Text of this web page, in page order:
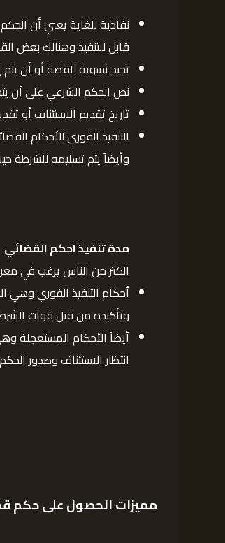
نفاذية للغاية يعني أن
قابل للتنفيذ وهنالك بعض
تحيد تسوية للقضة أو أن يتم
نص الحكم الشرعي على أن
تاريخ تقديم الاستئناف أو
التنفيذ الفوري للأحكام
وأيضاً يتم تسليمه للشرطة
مدة تنفيذ احكم القضائي
الكثر من الناس يرغب في
أحكام التنفيذ الفوري وهي
وتأكيده من قبل قوات
أيضاً الأحكام المستعجلة
انتظار الاستئناف وصدور
مميزات الحصول على حكم